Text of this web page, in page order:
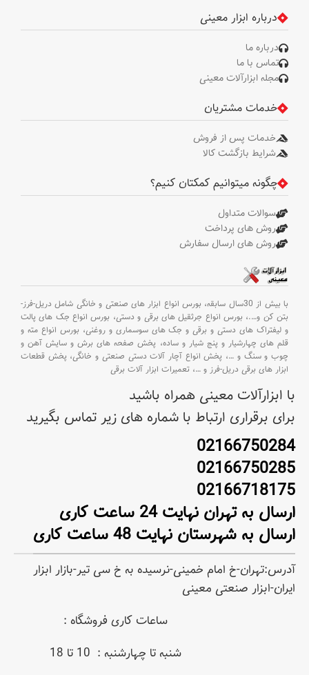
درباره ابزار معینی
درباره ما
تماس با ما
مجله ابزارآلات معینی
خدمات مشتریان
خدمات پس از فروش
شرایط بازگشت کالا
چگونه میتوانیم کمکتان کنیم؟
سوالات متداول
روش های پرداخت
روش های ارسال سفارش
با بیش از 30سال سابقه،
بورس انواع ابزار های صنعتی و خانگی شامل دریل-فرز-
بتن کن و….، بورس انواع جرثقیل های برقی و دستی، بورس انواع جک های پالت
و لیفتراک های دستی و برقی و جک های سوسماری و روغنی، بورس انواع مته و
قلم های چهارشیار و پنج شیار و ساده، پخش صفحه های برش و سایش آهن و
چوب و سنگ و …، پخش انواع آچار آلات دستی صنعتی و خانگی، پخش قطعات
ابزار های برقی دریل-فرز و …، تعمیرات ابزار آلات برقی
با ابزارآلات معینی همراه باشید
برای برقراری ارتباط با شماره های زیر تماس بگیرید
02166750284
02166750285
02166718175
ارسال به تهران نهایت 24 ساعت کاری
ارسال به شهرستان نهایت 48 ساعت کاری
آدرس:تهران-خ امام خمینی-نرسیده به خ سی تیر-بازار ابزار
ایران-ابزار صنعتی معینی
ساعات کاری فروشگاه :
شنبه تا چهارشنبه : 10 تا 18